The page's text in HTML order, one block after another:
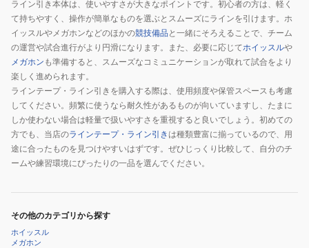
ライン引き本体は、使いやすさが大きなポイントです。初心者の方は、軽く
て持ちやすく、操作が簡単なものを選ぶとスムーズにラインを引けます。ホ
イッスルやメガホンなどのほかの競技備品と一緒にそろえることで、チーム
の運営や試合進行がより円滑になります。また、必要に応じてホイッスルや
メガホン も準備すると、スムーズなコミュニケーションが取れて試合をより
楽しく進められます。
ラインテープ・ライン引きを購入する際は、使用頻度や保管スペースも考慮
してください。頻繁に使うなら耐久性があるものが向いていますし、たまに
しか使わない場合は軽量で扱いやすさを重視すると良いでしょう。初めての
方でも、当店のラインテープ・ライン引き は種類豊富に揃っているので、用
途に合ったものを見つけやすいはずです。ぜひじっくり比較して、自分のチ
ームや練習環境にぴったりの一品を選んでください。
その他のカテゴリから探す
ホイッスル
メガホン